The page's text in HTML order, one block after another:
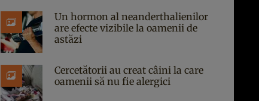
Un hormon al neanderthalienilor
are efecte vizibile la oamenii de
astăzi
Cercetătorii au creat câini la care
oamenii să nu fie alergici